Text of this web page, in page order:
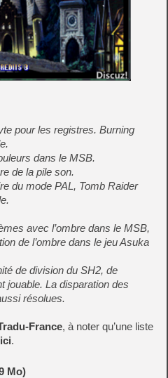
pour les registres. Burning
dans le MSB.
de la pile son.
du mode PAL, Tomb Raider
avec l’ombre dans le MSB,
de l’ombre dans le jeu Asuka
de division du SH2, de
jouable. La disparation des
résolues.
France, à noter qu’une liste
ici.
Mo)